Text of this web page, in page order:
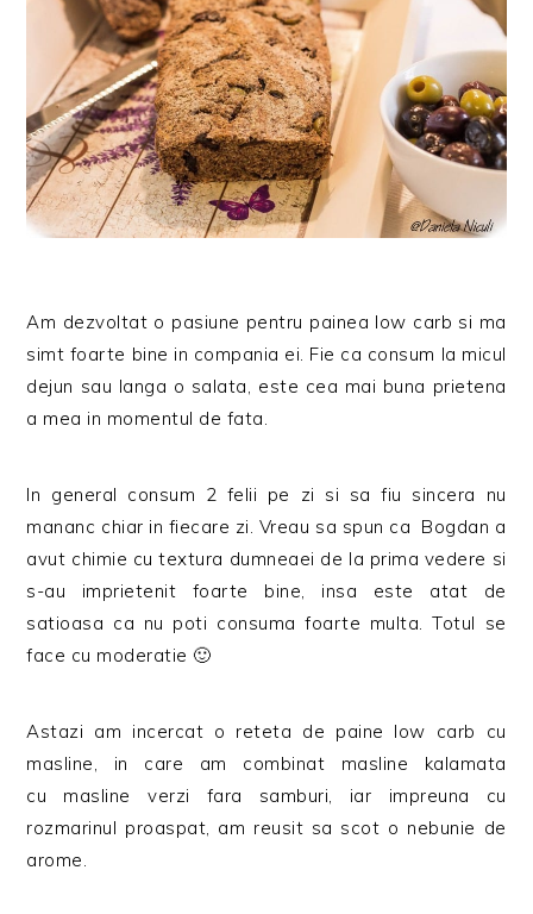
Am dezvoltat o pasiune pentru painea low carb si ma
simt foarte bine in compania ei. Fie ca consum la micul
dejun sau langa o salata, este cea mai buna prietena
a mea in momentul de fata.
In general consum 2 felii pe zi si sa fiu sincera nu
mananc chiar in fiecare zi. Vreau sa spun ca Bogdan a
avut chimie cu textura dumneaei de la prima vedere si
s-au imprietenit foarte bine, insa este atat de
satioasa ca nu poti consuma foarte multa. Totul se
face cu moderatie 🙂
Astazi am incercat o reteta de paine low carb cu
masline, in care am combinat masline kalamata
cu masline verzi fara samburi, iar impreuna cu
rozmarinul proaspat, am reusit sa scot o nebunie de
arome.